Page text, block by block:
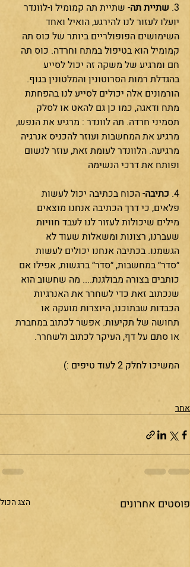
3. שתיית תה- שתיית תה קמומיל ו-לוונדר
יועלו לעזור לנו להירגע, הואיל ואחד
השימושים הפופולריים ביותר של כוס תה
קמומיל הוא בטיפול במתח וחרדה. כוס תה
חם ומרגיע של משקה זה יכול לסייע
בהגדלת רמות הסרוטונין והמלטונין בגוף.
הורמונים אלה יכולים לסייע לנו בהפחתת
מתח ודאגה, כמו כן גם להאט או לסלק
תסמיני חרדה. תה לוונדר : מרגיע את הנפש,
מרגיע את המחשבות ועוזר להכניס אנרגיה
מרגיעה. הלוונדר לעומת זאת, עוזר לנשום
ופותח את דרכי הנשימה
4. כתיבה- הכוח בכתיבה יכול לעשות
פלאים, כי דרך הכתיבה אנחנו מוצאים
מילים שיכולות לעזור לנו לעבד חוויות
שעברנו, רצונות ומשאלות שעוד לא
הגשמנו. בכתיבה אנחנו יכולים לעשות
״סדר״ במחשבות, ״סדר״ ברגשות, אפילו אם
כותבים בצורה מבולגנת.... מה שחשוב הוא
שנכתוב זאת כדי לשחרר את האנרגיות
הכבדות שבתוכנו, היוצרות מועקה או
תחושה של תקיעות. אפשר לכתוב במחברת
או סתם על דף, העיקר לכתוב ולשחרר.
המשיכו לחלק 2 לעוד טיפים :)
אחר
פוסטים אחרונים הצג הכול